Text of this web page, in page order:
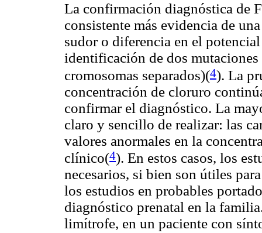
La confirmación diagnóstica de
consistente más evidencia de
sudor o diferencia en el
identificación de dos
cromosomas separados)(4). La
concentración de cloruro
confirmar el diagnóstico. La
claro y sencillo de realizar: las
valores anormales en la
clínico(4). En estos casos, los
necesarios, si bien son útiles
los estudios en probables
diagnóstico prenatal en la
limítrofe, en un paciente con